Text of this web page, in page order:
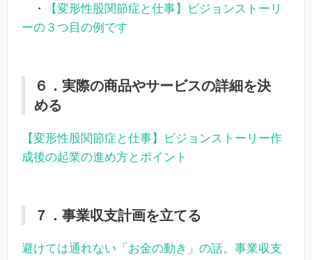
・
【変形性股関節症と仕事】ビジョンストーリ
ーの３つ目の例です
６．実際の商品やサービスの詳細を決
める
【変形性股関節症と仕事】ビジョンストーリー作
成後の起業の進め方とポイント
７．事業収支計画を立てる
避けては通れない「お金の動き」の話。事業収支